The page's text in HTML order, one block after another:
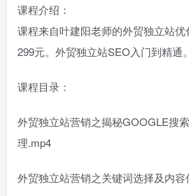
课程介绍：
课程来自叶建阳老师的外贸独立站
299元。外贸独立站SEO入门到精通。
课程目录：
外贸独立站营销之揭秘GOOGLE搜
理.mp4
外贸独立站营销之关键词选择及内